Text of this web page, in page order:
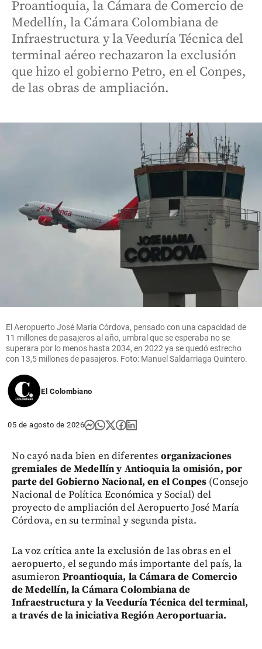
Proantioquia, la Cámara de Comercio de
Medellín, la Cámara Colombiana de
Infraestructura y la Veeduría Técnica del
terminal aéreo rechazaron la exclusión
que hizo el gobierno Petro, en el Conpes,
de las obras de ampliación.
El Aeropuerto José María Córdova, pensado con una capacidad de
11 millones de pasajeros al año, umbral que se esperaba no se
superara por lo menos hasta 2034, en 2022 ya se quedó estrecho
con 13,5 millones de pasajeros. Foto: Manuel Saldarriaga Quintero.
El Colombiano
05 de agosto de 2026
No cayó nada bien en diferentes organizaciones
gremiales de Medellín y Antioquia la omisión, por
parte del Gobierno Nacional, en el Conpes (Consejo
Nacional de Política Económica y Social) del
proyecto de ampliación del Aeropuerto José María
Córdova, en su terminal y segunda pista.
La voz crítica ante la exclusión de las obras en el
aeropuerto, el segundo más importante del país, la
asumieron Proantioquia, la Cámara de Comercio
de Medellín, la Cámara Colombiana de
Infraestructura y la Veeduría Técnica del terminal,
a través de la iniciativa Región Aeroportuaria.